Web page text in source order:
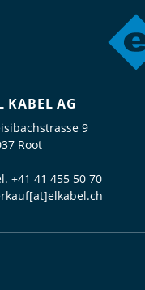
KABEL AG
9
Root
+41 41 455 50 70